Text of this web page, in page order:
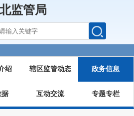
监管局
绍 辖区监管动态 政务信息
据 互动交流 专题专栏